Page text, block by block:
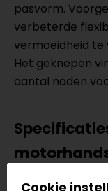
pasvorm.
verbeterde
vermoeidheid te
Het geknepen
aantal naden
Cookie